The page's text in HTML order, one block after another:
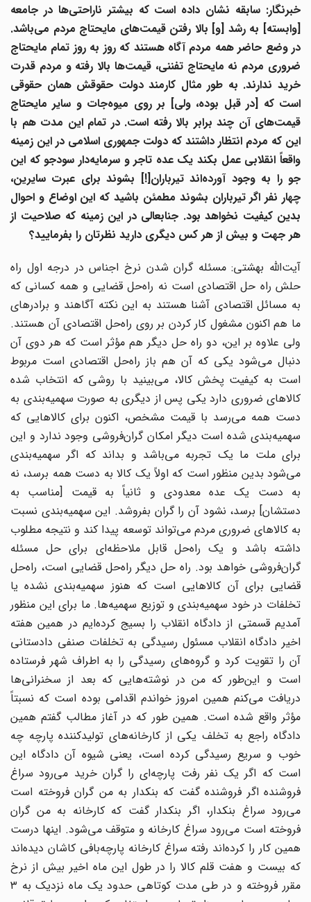
خبرنگار: سابقه نشان داده است که بیشتر ناراحتی‌ها در جامعه
[وابسته] به رشد [و] بالا رفتن قیمت‌های مایحتاج مردم می‌باشد.
در وضع حاضر همه مردم آگاه هستند که روز به روز تمام مایحتاج
ضروری مردم نه مایحتاج تفننی، قیمت‌ها بالا رفته و مردم قدرت
خرید ندارند. به طور مثال کارمند دولت حقوقش همان حقوقی
است که [در قبل بوده، ولی] بر روی میوه‌جات و سایر مایحتاج
قیمت‌های آن چند برابر بالا رفته است. در تمام این مدت هم با
این که مردم انتظار داشتند که دولت جمهوری اسلامی در این زمینه
واقعاً انقلابی عمل بکند یک عده تاجر و سرمایه‌دار سودجو که این
جو را به وجود آورده‌اند تیرباران[!] بشوند برای عبرت سایرین،
چهار نفر اگر تیرباران بشوند مطمئن باشید که این اوضاع و احوال
بدین کیفیت نخواهد بود. جنابعالی در این زمینه که صلاحیت از
هر جهت و بیش از هر کس دیگری دارید نظرتان را بفرمایید؟
آیت‌الله بهشتی: مسئله گران شدن نرخ اجناس در درجه اول راه
حلش راه حل اقتصادی است نه راه‌حل قضایی و همه کسانی که
به مسائل اقتصادی آشنا هستند به این نکته آگاهند و برادرهای
ما هم اکنون مشغول کار کردن بر روی راه‌حل اقتصادی آن هستند.
ولی علاوه بر این، دو راه حل دیگر هم مؤثر است که هر دوی آن
دنبال می‌شود یکی که آن هم باز راه‌حل اقتصادی است مربوط
است به کیفیت پخش کالا، می‌بینید با روشی که انتخاب شده
کالاهای ضروری دارد یکی پس از دیگری به صورت سهمیه‌بندی به
دست همه می‌رسد با قیمت مشخص، اکنون برای کالاهایی که
سهمیه‌بندی شده است دیگر امکان گران‌فروشی وجود ندارد و این
برای ملت ما یک تجربه می‌باشد و بداند که اگر سهمیه‌بندی
می‌شود بدین منظور است که اولاً یک کالا به دست همه برسد، نه
به دست یک عده معدودی و ثانیاً به قیمت [مناسب به
دستشان] برسد، نشود آن را گران بفروشد. این سهمیه‌بندی نسبت
به کالاهای ضروری مردم می‌تواند توسعه پیدا کند و نتیجه مطلوب
داشته باشد و یک راه‌حل قابل ملاحظه‌ای برای حل مسئله
گران‌فروشی خواهد بود. راه حل دیگر راه‌حل قضایی است، راه‌حل
قضایی برای آن کالاهایی است که هنوز سهمیه‌بندی نشده یا
تخلفات در خود سهمیه‌بندی و توزیع سهمیه‌ها. ما برای این منظور
آمدیم قسمتی از دادگاه انقلاب را بسیج کرده‌ایم در همین هفته
اخیر دادگاه انقلاب مسئول رسیدگی به تخلفات صنفی دادستانی
آن را تقویت کرد و گروه‌های رسیدگی را به اطراف شهر فرستاده
است و این‌طور که من در نوشته‌هایی که بعد از سخنرانی‌ها
دریافت می‌کنم همین امروز خواندم اقدامی بوده است که نسبتاً
مؤثر واقع شده است. همین طور که در آغاز مطالب گفتم همین
دادگاه راجع به تخلف یکی از کارخانه‌های تولیدکننده پارچه چه
خوب و سریع رسیدگی کرده است، یعنی شیوه آن دادگاه این
است که اگر یک نفر رفت پارچه‌ای را گران خرید می‌رود سراغ
فروشنده اگر فروشنده گفت که بنکدار به من گران فروخته است
می‌رود سراغ بنکدار، اگر بنکدار گفت که کارخانه به من گران
فروخته است می‌رود سراغ کارخانه و متوقف می‌شود. اینها درست
همین کار را کرده‌اند رفته سراغ کارخانه پارچه‌بافی کاشان دیده‌اند
که بیست و هفت قلم کالا را در طول این ماه اخیر بیش از نرخ
مقرر فروخته و در طی مدت کوتاهی حدود یک ماه نزدیک به ۳